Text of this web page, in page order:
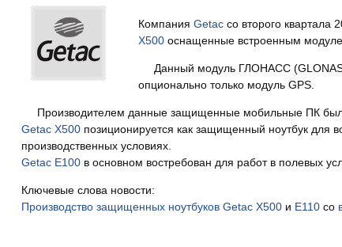
Компания Getacсо второго квартала
X500оснащенные встроенным
Данный модуль ГЛОНАСС
опционально только модуль GPS.
Производителем данные защищенные мобильные ПК
Getac X500позиционируется как защищенный ноутбук для
производственных условиях.
Getac E100в основном востребован для работ в полевых
Ключевые слова новости:
Производство защищенных ноутбуков Getac X500и E110со